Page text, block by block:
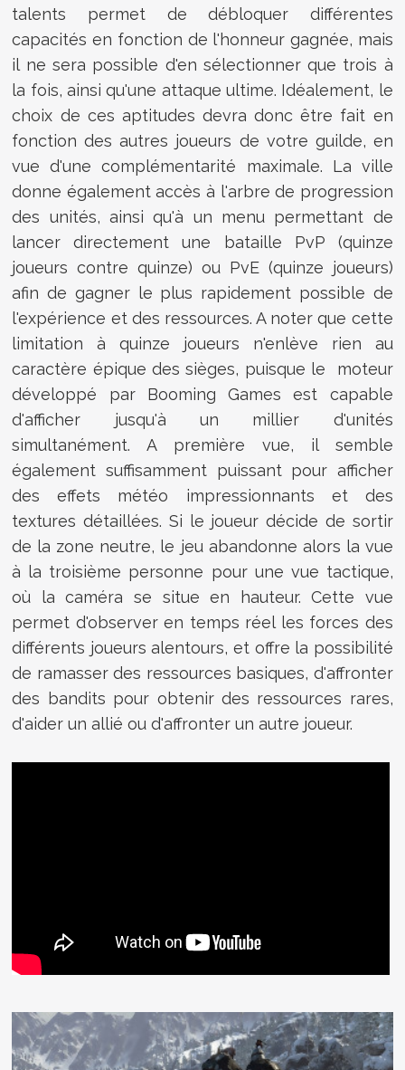
talents permet de débloquer différentes
capacités en fonction de l'honneur gagnée, mais
il ne sera possible d'en sélectionner que trois à
la fois, ainsi qu'une attaque ultime. Idéalement, le
choix de ces aptitudes devra donc être fait en
fonction des autres joueurs de votre guilde, en
vue d'une complémentarité maximale. La ville
donne également accès à l'arbre de progression
des unités, ainsi qu'à un menu permettant de
lancer directement une bataille PvP (quinze
joueurs contre quinze) ou PvE (quinze joueurs)
afin de gagner le plus rapidement possible de
l'expérience et des ressources. A noter que cette
limitation à quinze joueurs n'enlève rien au
caractère épique des sièges, puisque le moteur
développé par Booming Games est capable
d'afficher jusqu'à un millier d'unités
simultanément. A première vue, il semble
également suffisamment puissant pour afficher
des effets météo impressionnants et des
textures détaillées. Si le joueur décide de sortir
de la zone neutre, le jeu abandonne alors la vue
à la troisième personne pour une vue tactique,
où la caméra se situe en hauteur. Cette vue
permet d'observer en temps réel les forces des
différents joueurs alentours, et offre la possibilité
de ramasser des ressources basiques, d'affronter
des bandits pour obtenir des ressources rares,
d'aider un allié ou d'affronter un autre joueur.